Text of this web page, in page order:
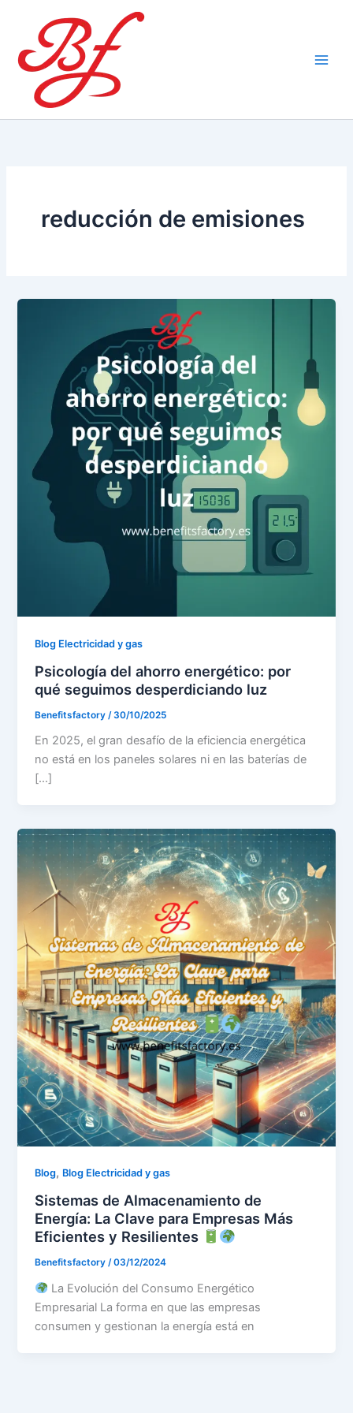
contenido
reducción de emisiones
Blog Electricidad y gas
Psicología del ahorro energético: por
qué seguimos desperdiciando luz
Benefitsfactory /30/10/2025
En 2025, el gran desafío de la eficiencia energética
no está en los paneles solares ni en las baterías de
[…]
Blog, Blog Electricidad y gas
Sistemas de Almacenamiento de
Energía: La Clave para Empresas Más
Eficientes y Resilientes
Benefitsfactory/03/12/2024
La Evolución del Consumo Energético
Empresarial La forma en que las empresas
consumen y gestionan la energía está en